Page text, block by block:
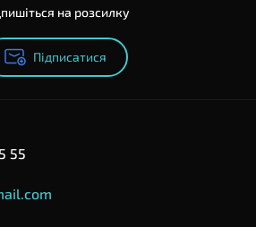
на розсилку
Підписатися
55